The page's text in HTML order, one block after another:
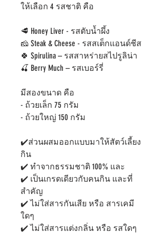
ให้เลือก 4 รสชาติ คือ
🥩 Honey Liver - รสตับน้ำผึ้ง
🧀 Steak & Cheese - รสสเต็กแอนด์ชีส
🍀 Spirulina – รสสาหร่ายสไปรูลิน่า
🍒 Berry Much – รสเบอร์รี่
มีสองขนาด คือ
- ถ้วยเล็ก 75 กรัม
- ถ้วยใหญ่ 150 กรัม
✔️ส่วนผสมออกแบบมาให้สัตว์เลี้ยง
กิน
✔️ ทำจากธรรมชาติ 100% และ
✔️ เป็นเกรดเดียวกับคนกิน และที่
สำคัญ
✔️ ไม่ใส่สารกันเสีย หรือ สารเคมี
ใดๆ
✔️ ไม่ใส่สารแต่งกลิ่น หรือ รสใดๆ